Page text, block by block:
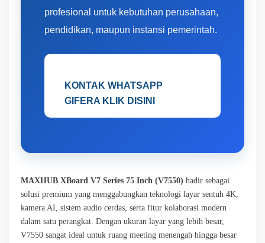
profesional untuk kebutuhan perusahaan,
pendidikan, maupun instansi pemerintah.
KONTAK WHATSAPP
GIFERA KLIK DISINI
MAXHUB XBoard V7 Series 75 Inch (V7550) hadir sebagai
solusi premium yang menggabungkan teknologi layar sentuh 4K,
kamera AI, sistem audio cerdas, serta fitur kolaborasi modern
dalam satu perangkat. Dengan ukuran layar yang lebih besar,
V7550 sangat ideal untuk ruang meeting menengah hingga besar